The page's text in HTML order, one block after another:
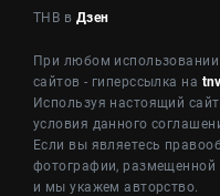
ТНВ в Дзен
При любом
сайтов - гиперссылка на
Используя настоящий
условия данного
Если вы являетесь
фотографии, размещенной
и мы укажем авторство.